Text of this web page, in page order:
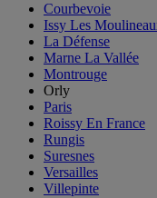
Courbevoie
Issy Les
La Défense
Marne La Vallée
Montrouge
Orly
Paris
Roissy En France
Rungis
Suresnes
Versailles
Villepinte